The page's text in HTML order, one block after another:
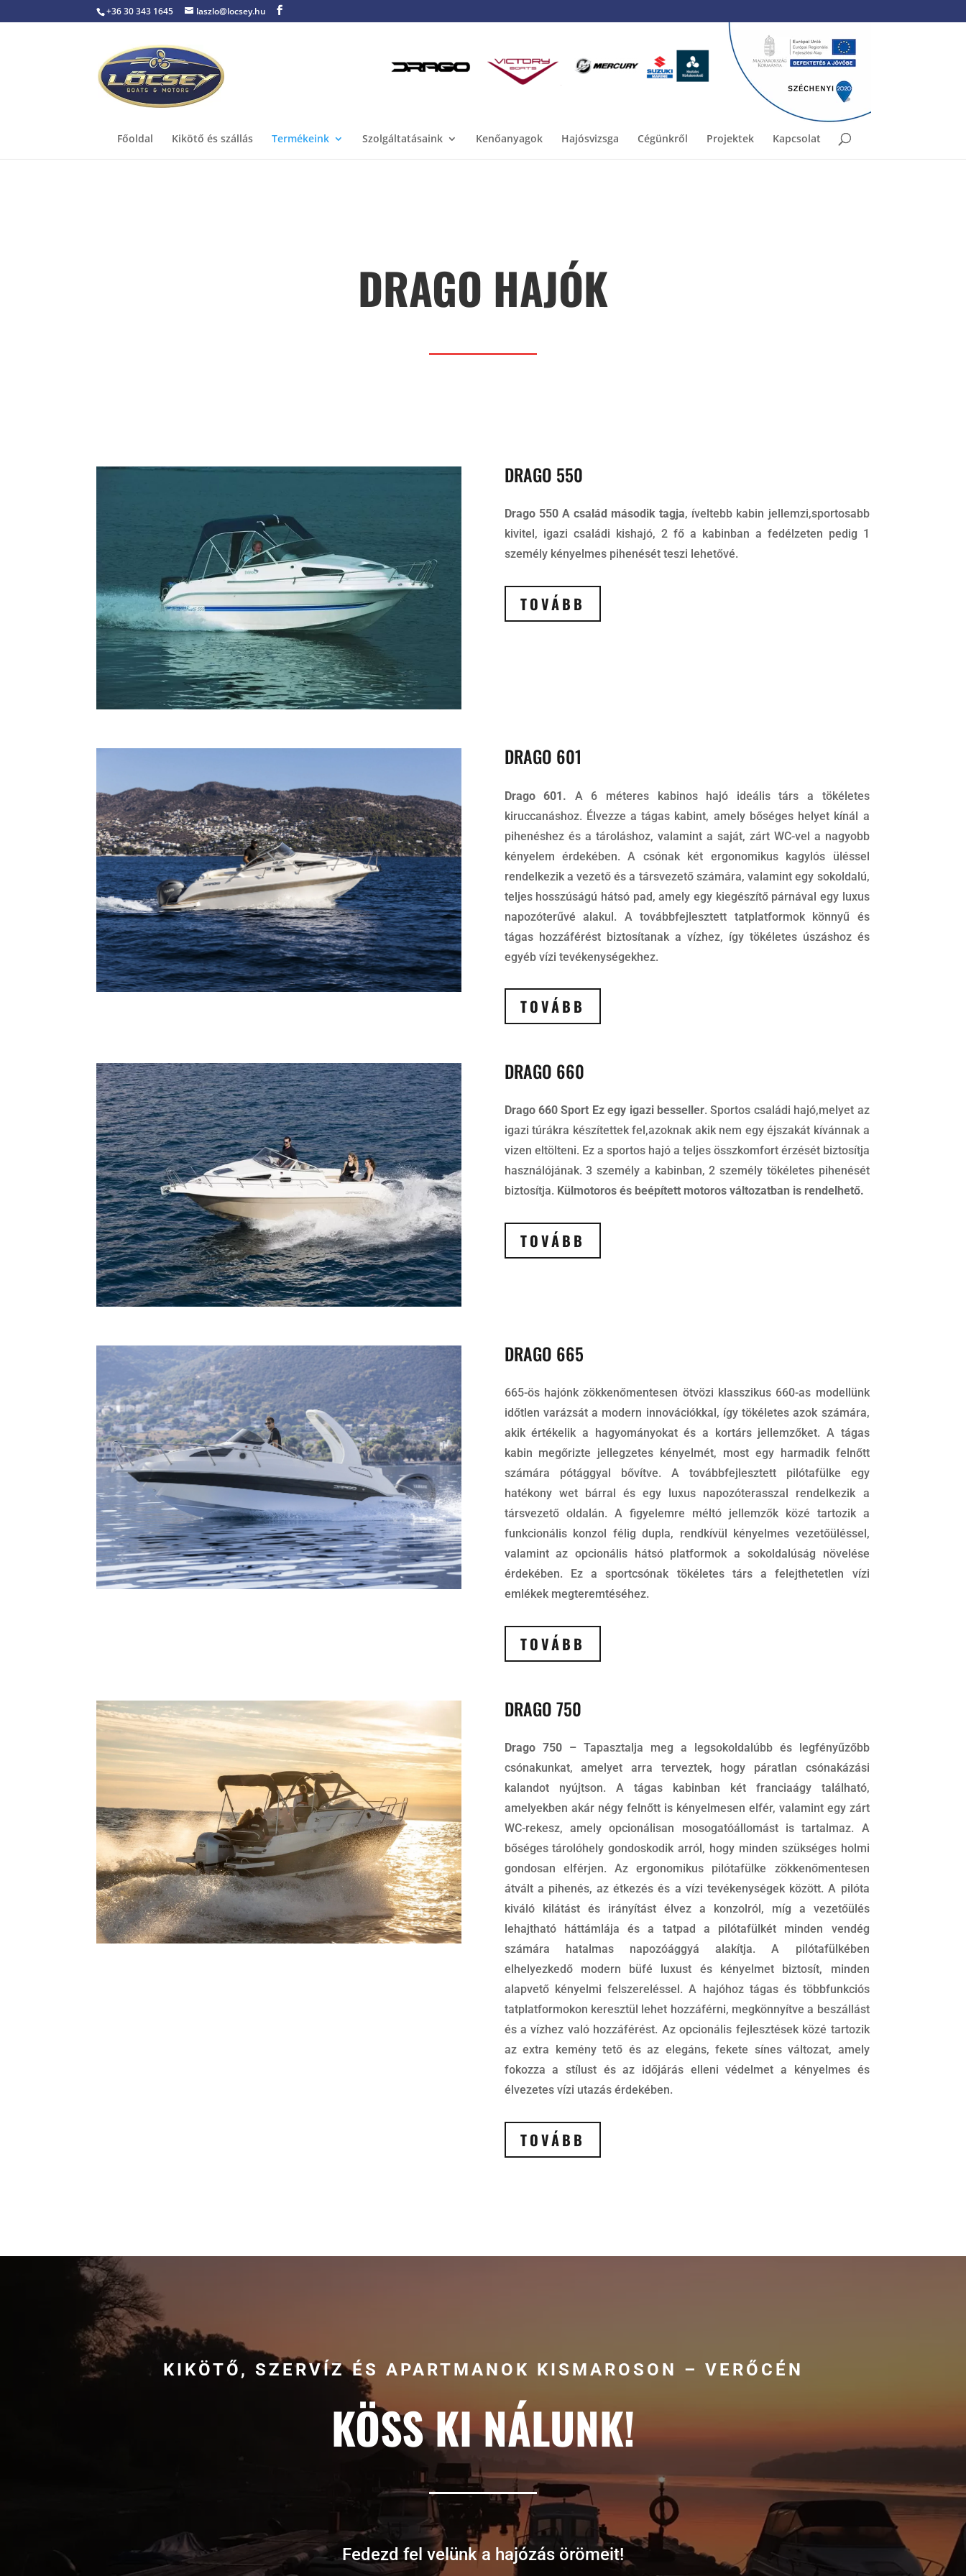
+36 30 343 1645 laszlo@locsey.hu
Főoldal Kikötő és szállás Termékeink Szolgáltatásaink Kenőanyagok Hajósvizsga Cégünkről Projektek Kapcsolat
DRAGO HAJÓK
DRAGO 550
Drago 550 A család második tagja, íveltebb kabin jellemzi,sportosabb
kivitel, igazi családi kishajó, 2 fő a kabinban a fedélzeten pedig 1
személy kényelmes pihenését teszi lehetővé.
TOVÁBB
DRAGO 601
Drago 601. A 6 méteres kabinos hajó ideális társ a tökéletes
kiruccanáshoz. Élvezze a tágas kabint, amely bőséges helyet kínál a
pihenéshez és a tároláshoz, valamint a saját, zárt WC-vel a nagyobb
kényelem érdekében. A csónak két ergonomikus kagylós üléssel
rendelkezik a vezető és a társvezető számára, valamint egy sokoldalú,
teljes hosszúságú hátsó pad, amely egy kiegészítő párnával egy luxus
napozóterűvé alakul. A továbbfejlesztett tatplatformok könnyű és
tágas hozzáférést biztosítanak a vízhez, így tökéletes úszáshoz és
egyéb vízi tevékenységekhez.
TOVÁBB
DRAGO 660
Drago 660 Sport Ez egy igazi besseller. Sportos családi hajó,melyet az
igazi túrákra készítettek fel,azoknak akik nem egy éjszakát kívánnak a
vizen eltölteni. Ez a sportos hajó a teljes összkomfort érzését biztosítja
használójának. 3 személy a kabinban, 2 személy tökéletes pihenését
biztosítja. Külmotoros és beépített motoros változatban is rendelhető.
TOVÁBB
DRAGO 665
665-ös hajónk zökkenőmentesen ötvözi klasszikus 660-as modellünk
időtlen varázsát a modern innovációkkal, így tökéletes azok számára,
akik értékelik a hagyományokat és a kortárs jellemzőket. A tágas
kabin megőrizte jellegzetes kényelmét, most egy harmadik felnőtt
számára pótággyal bővítve. A továbbfejlesztett pilótafülke egy
hatékony wet bárral és egy luxus napozóterasszal rendelkezik a
társvezető oldalán. A figyelemre méltó jellemzők közé tartozik a
funkcionális konzol félig dupla, rendkívül kényelmes vezetőüléssel,
valamint az opcionális hátsó platformok a sokoldalúság növelése
érdekében. Ez a sportcsónak tökéletes társ a felejthetetlen vízi
emlékek megteremtéséhez.
TOVÁBB
DRAGO 750
Drago 750 – Tapasztalja meg a legsokoldalúbb és legfényűzőbb
csónakunkat, amelyet arra terveztek, hogy páratlan csónakázási
kalandot nyújtson. A tágas kabinban két franciaágy található,
amelyekben akár négy felnőtt is kényelmesen elfér, valamint egy zárt
WC-rekesz, amely opcionálisan mosogatóállomást is tartalmaz. A
bőséges tárolóhely gondoskodik arról, hogy minden szükséges holmi
gondosan elférjen. Az ergonomikus pilótafülke zökkenőmentesen
átvált a pihenés, az étkezés és a vízi tevékenységek között. A pilóta
kiváló kilátást és irányítást élvez a konzolról, míg a vezetőülés
lehajtható háttámlája és a tatpad a pilótafülkét minden vendég
számára hatalmas napozóággyá alakítja. A pilótafülkében
elhelyezkedő modern büfé luxust és kényelmet biztosít, minden
alapvető kényelmi felszereléssel. A hajóhoz tágas és többfunkciós
tatplatformokon keresztül lehet hozzáférni, megkönnyítve a beszállást
és a vízhez való hozzáférést. Az opcionális fejlesztések közé tartozik
az extra kemény tető és az elegáns, fekete sínes változat, amely
fokozza a stílust és az időjárás elleni védelmet a kényelmes és
élvezetes vízi utazás érdekében.
TOVÁBB
KIKÖTŐ, SZERVÍZ ÉS APARTMANOK KISMAROSON – VERŐCÉN
KÖSS KI NÁLUNK!
Fedezd fel velünk a hajózás örömeit!